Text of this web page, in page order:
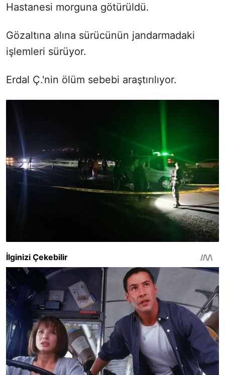
Hastanesi morguna götürüldü.
Gözaltına alına sürücünün jandarmadaki
işlemleri sürüyor.
Erdal Ç.'nin ölüm sebebi araştırılıyor.